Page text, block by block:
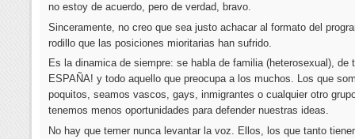
no estoy de acuerdo, pero de verdad, bravo.
Sinceramente, no creo que sea justo achacar al formato del
rodillo que las posiciones mioritarias han sufrido.
Es la dinamica de siempre: se habla de familia (heterosexual), de
ESPAÑA! y todo aquello que preocupa a los muchos. Los que
poquitos, seamos vascos, gays, inmigrantes o cualquier otro
tenemos menos oportunidades para defender nuestras ideas.
No hay que temer nunca levantar la voz. Ellos, los que tanto